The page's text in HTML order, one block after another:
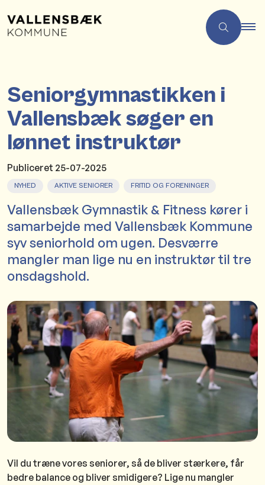
Seniorgymnastikken i
Vallensbæk søger en
lønnet instruktør
Publiceret 25-07-2025
NYHED AKTIVE SENIORER FRITID OG FORENINGER
Vallensbæk Gymnastik & Fitness kører i
samarbejde med Vallensbæk Kommune
syv seniorhold om ugen. Desværre
mangler man lige nu en instruktør til tre
onsdagshold.
Vil du træne vores seniorer, så de bliver stærkere, får
bedre balance og bliver smidigere? Lige nu mangler